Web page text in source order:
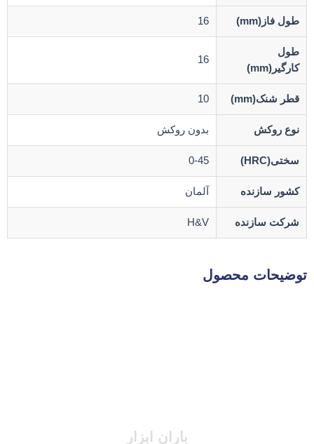
طول فاز(mm) 16
طول
کارگیر(mm)
16
قطر شنک(mm) 10
نوع روکش بدون روکش
سختی(HRC) 0-45
کشور سازنده آلمان
شرکت سازنده H&V
توضیحات محصول
باران ابزار